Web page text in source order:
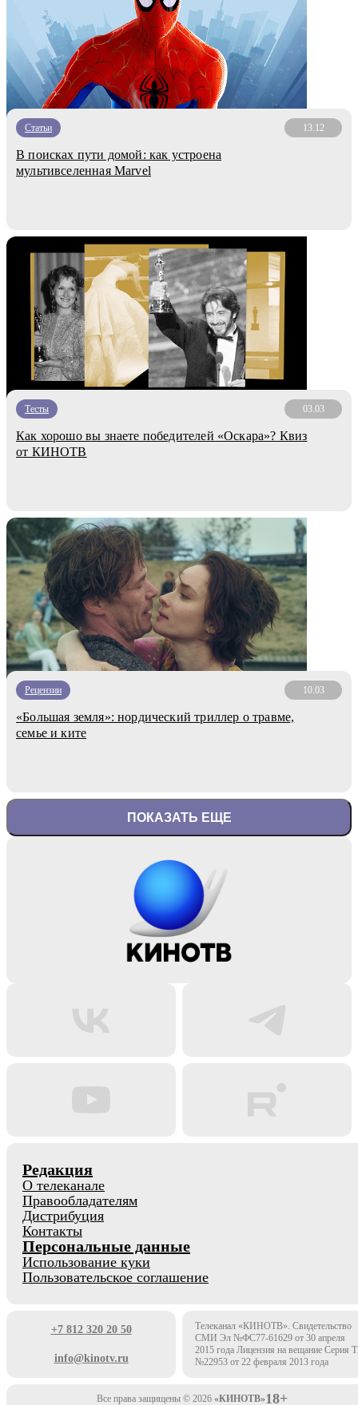
Статьи 13.12
В поисках пути домой: как устроена
мультивселенная Marvel
Тесты 03.03
Как хорошо вы знаете победителей «Оскара»? Квиз
от КИНОТВ
Рецензии 10.03
«Большая земля»: нордический триллер о травме,
семье и ките
ПОКАЗАТЬ ЕЩЕ
Редакция
О телеканале
Правообладателям
Дистрибуция
Контакты
Персональные данные
Использование куки
Пользовательское соглашение
+7 812 320 20 50
info@kinotv.ru
Телеканал «КИНОТВ». Свидетельство
СМИ Эл №ФС77-61629 от 30 апреля
2015 года Лицензия на вещание Серия
№22953 от 22 февраля 2013 года
Все права защищены © 2026 «КИНОТВ»18+